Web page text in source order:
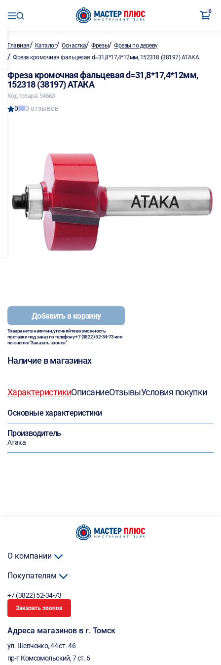
0
Главная/ Каталог/Оснастка/Фрезы/Фрезы по дереву
/ Фреза кромочная фальцевая d=31,8*17,4*12мм, 152318 (38197) АТАКА
Фреза кромочная фальцевая d=31,8*17,4*12мм,
152318 (38197) АТАКА
Код товара: 54663
0 0 отзывов
Добавить в корзину
Товара нет в наличии, уточняйте возможность
поставки под заказ по телефону+7 (3822) 52-34-73или
по кнопке "Заказать звонок"
Наличие в магазинах
ХарактеристикиОписаниеОтзывыУсловия покупки
Основные характеристики
Производитель
Атака
О компании
Покупателям
+7 (3822) 52-34-73
Заказать звонок
Адреса магазинов в г. Томск
ул. Шевченко, 44 ст. 46
пр-т Комсомольский, 7 ст. 6